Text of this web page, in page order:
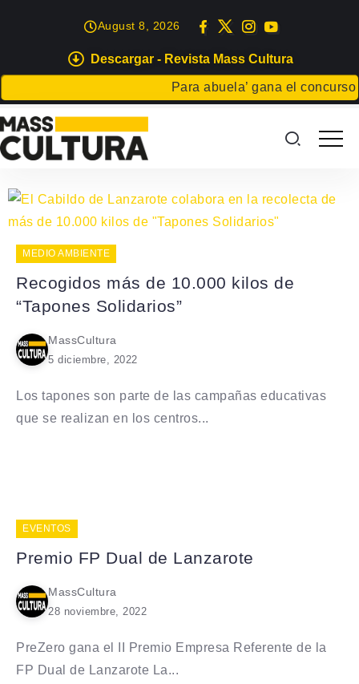
Descargar - Revista Mass Cultura
Para abuela’ gana el concurso
August 8, 2026
MEDIO AMBIENTE
Recogidos más de 10.000 kilos de
“Tapones Solidarios”
MassCultura
5 diciembre, 2022
Los tapones son parte de las campañas educativas
que se realizan en los centros...
EVENTOS
Premio FP Dual de Lanzarote
MassCultura
28 noviembre, 2022
PreZero gana el II Premio Empresa Referente de la
FP Dual de Lanzarote La...